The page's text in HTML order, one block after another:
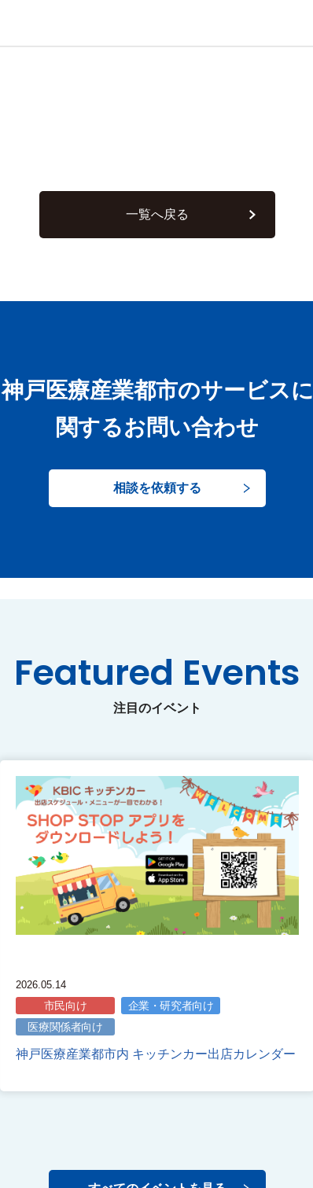
一覧へ戻る
神戸医療産業都市のサービスに
関するお問い合わせ
相談を依頼する
Featured Events
注目のイベント
2026.05.14
市民向け
企業・研究者向け
医療関係者向け
神戸医療産業都市内 キッチンカー出店カレンダー